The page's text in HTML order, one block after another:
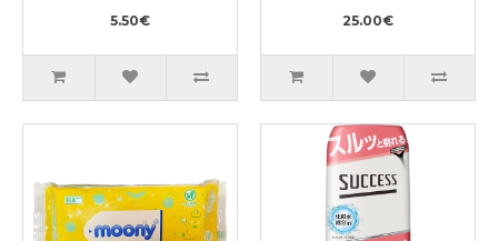
5.50€ 25.00€